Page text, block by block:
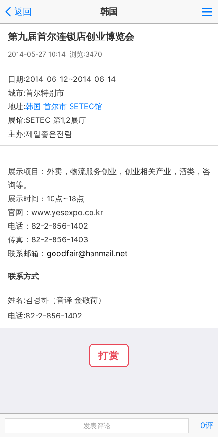
返回 韩国
第九届首尔连锁店创业博览会
2014-05-27 10:14 浏览:3470
日期:2014-06-12~2014-06-14
城市:首尔特别市
地址:韩国 首尔市 SETEC馆
展馆:SETEC 第1,2展厅
主办:제일좋은전람
展示项目：外卖，物流服务创业，创业相关产业，酒类，咨
询等。
展示时间：10点~18点
官网：www.yesexpo.co.kr
电话：82-2-856-1402
传真：82-2-856-1403
联系邮箱： goodfair@hanmail.net
联系方式
姓名:김경하（音译 金敬荷）
电话:82-2-856-1402
打赏
发表评论 0评